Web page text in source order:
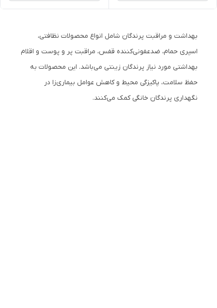
بهداشت و مراقبت پرندگان شامل انواع محصولات نظافتی،
اسپری حمام، ضدعفونی‌کننده قفس، مراقبت پر و پوست و اقلام
بهداشتی مورد نیاز پرندگان زینتی می‌باشد. این محصولات به
حفظ سلامت، پاکیزگی محیط و کاهش عوامل بیماری‌زا در
نگهداری پرندگان خانگی کمک می‌کنند.